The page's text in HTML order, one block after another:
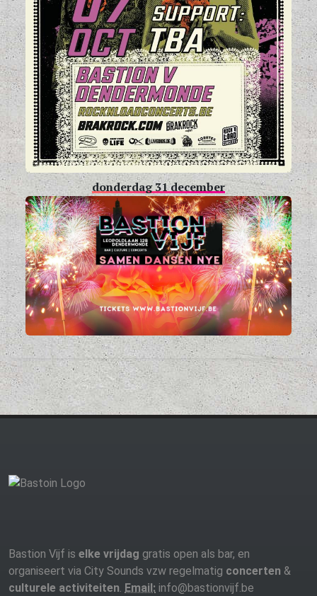
donderdag 31 december
Bastion Vijf is elke vrijdag gratis open als bar, en
organiseert via City Sounds vzw regelmatig concerten &
culturele activiteiten. Email: info@bastionvijf.be